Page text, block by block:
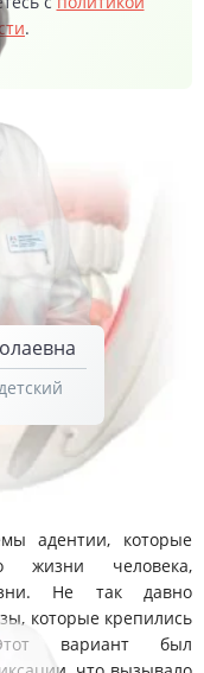
.
адентии, которые
жизни человека,
Не так давно
которые крепились
вариант был